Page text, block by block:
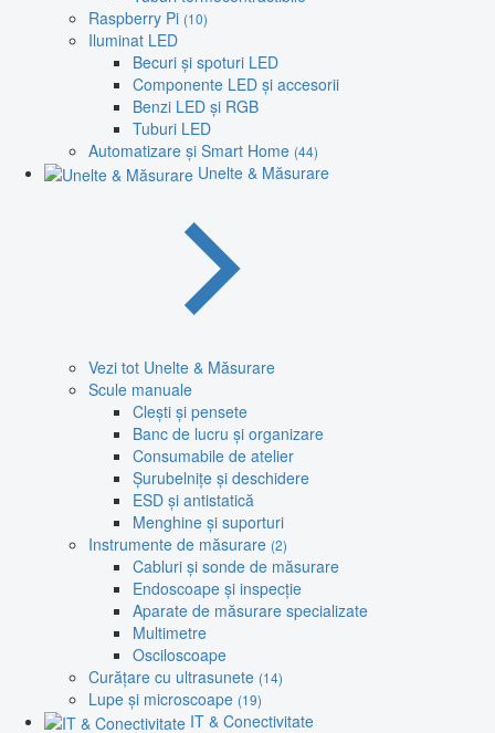
Raspberry Pi (10)
Iluminat LED
Becuri și spoturi LED
Componente LED și accesorii
Benzi LED și RGB
Tuburi LED
Automatizare și Smart Home (44)
Unelte & Măsurare
Vezi tot Unelte & Măsurare
Scule manuale
Clești și pensete
Banc de lucru și organizare
Consumabile de atelier
Șurubelnițe și deschidere
ESD și antistatică
Menghine și suporturi
Instrumente de măsurare (2)
Cabluri și sonde de măsurare
Endoscoape și inspecție
Aparate de măsurare specializate
Multimetre
Osciloscoape
Curățare cu ultrasunete (14)
Lupe și microscoape (19)
IT & Conectivitate